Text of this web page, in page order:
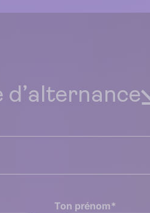
Ton prénom*